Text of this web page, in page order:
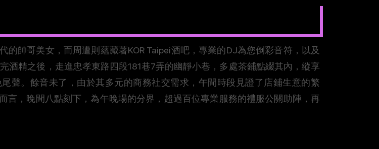
帥哥美女，而周遭則蘊藏​著KOR Taipei酒吧，專業的DJ為您倒彩音符，以及
酒精之後，走進忠孝東路四段181巷7弄的幽靜小巷，多處茶鋪點綴其內，縱享
聲。餘音未了，由於其多元的商務社交需求，午間時段見證了店鋪生意的繁
，晚間八點刻下，為午晚場的分界，超過百位專業服務的禮服公關助陣，再